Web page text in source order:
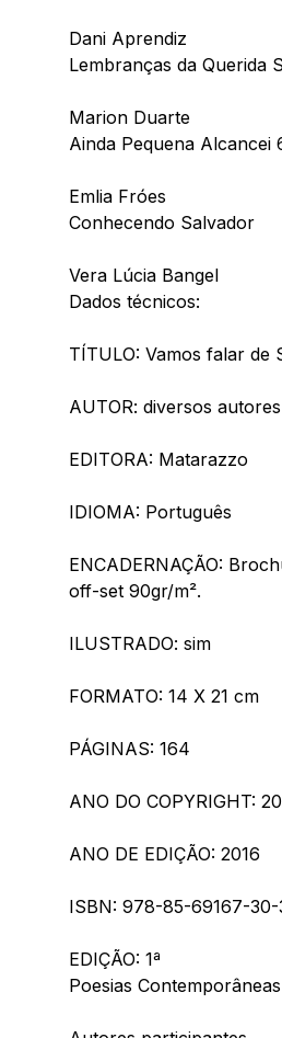
Dani Aprendiz
Lembranças da Querida
Marion Duarte
Ainda Pequena Alcancei
Emlia Fróes
Conhecendo Salvador
Vera Lúcia Bangel
Dados técnicos:
TÍTULO: Vamos falar de
AUTOR: diversos autores
EDITORA: Matarazzo
IDIOMA: Português
ENCADERNAÇÃO:
off-set 90gr/m².
ILUSTRADO: sim
FORMATO: 14 X 21 cm
PÁGINAS: 164
ANO DO COPYRIGHT:
ANO DE EDIÇÃO: 2016
ISBN: 978-85-69167-30-
EDIÇÃO: 1ª
Poesias